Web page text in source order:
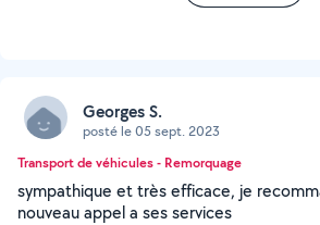
Georges S.
posté le 05 sept. 2023
Transport de véhicules - Remorquage
sympathique et très efficace, je
nouveau appel a ses services